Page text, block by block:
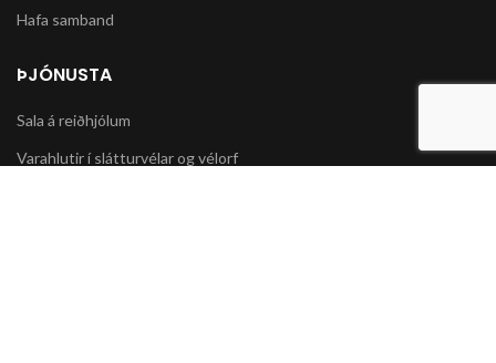
Hafa samband
ÞJÓNUSTA
Sala á reiðhjólum
Varahlutir í slátturvélar og vélorf